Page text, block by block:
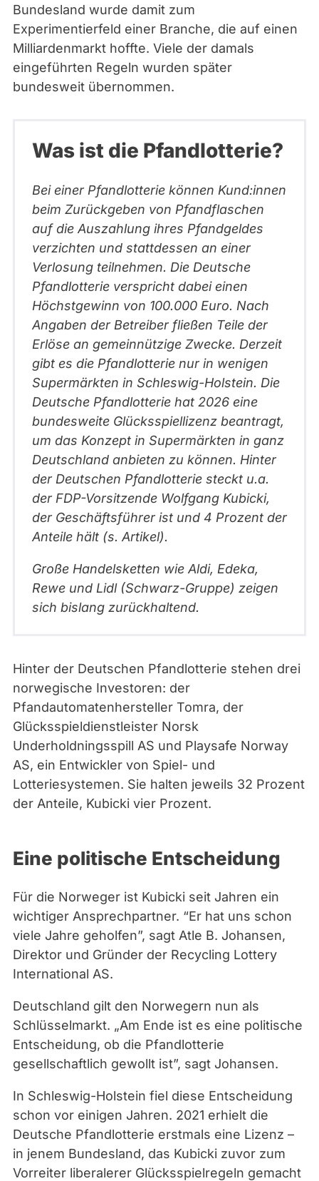
g
d
Bundesland wurde damit zum
Experimentierfeld einer Branche, die auf einen
Milliardenmarkt hoffte. Viele der damals
eingeführten Regeln wurden später
bundesweit übernommen.
Was ist die Pfandlotterie?
Bei einer Pfandlotterie können Kund:innen
beim Zurückgeben von Pfandflaschen
auf die Auszahlung ihres Pfandgeldes
verzichten und stattdessen an einer
Verlosung teilnehmen. Die Deutsche
Pfandlotterie verspricht dabei einen
Höchstgewinn von 100.000 Euro. Nach
Angaben der Betreiber fließen Teile der
Erlöse an gemeinnützige Zwecke. Derzeit
gibt es die Pfandlotterie nur in wenigen
Supermärkten in Schleswig-Holstein. Die
Deutsche Pfandlotterie hat 2026 eine
bundesweite Glücksspiellizenz beantragt,
um das Konzept in Supermärkten in ganz
Deutschland anbieten zu können. Hinter
der Deutschen Pfandlotterie steckt u.a.
der FDP-Vorsitzende Wolfgang Kubicki,
der Geschäftsführer ist und 4 Prozent der
Anteile hält (s. Artikel).
Große Handelsketten wie Aldi, Edeka,
Rewe und Lidl (Schwarz-Gruppe) zeigen
sich bislang zurückhaltend.
Hinter der Deutschen Pfandlotterie stehen drei
norwegische Investoren: der
Pfandautomatenhersteller Tomra, der
Glücksspieldienstleister Norsk
Underholdningsspill AS und Playsafe Norway
AS, ein Entwickler von Spiel- und
Lotteriesystemen. Sie halten jeweils 32 Prozent
der Anteile, Kubicki vier Prozent.
Eine politische Entscheidung
Für die Norweger ist Kubicki seit Jahren ein
wichtiger Ansprechpartner. “Er hat uns schon
viele Jahre geholfen”, sagt Atle B. Johansen,
Direktor und Gründer der Recycling Lottery
International AS.
Deutschland gilt den Norwegern nun als
Schlüsselmarkt. „Am Ende ist es eine politische
Entscheidung, ob die Pfandlotterie
gesellschaftlich gewollt ist”, sagt Johansen.
In Schleswig-Holstein fiel diese Entscheidung
schon vor einigen Jahren. 2021 erhielt die
Deutsche Pfandlotterie erstmals eine Lizenz –
in jenem Bundesland, das Kubicki zuvor zum
Vorreiter liberalerer Glücksspielregeln gemacht